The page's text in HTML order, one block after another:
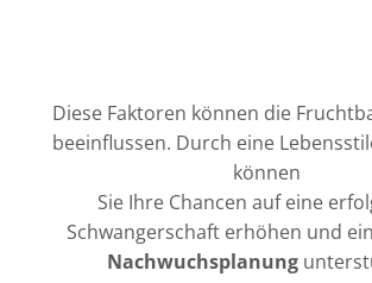
Diese Faktoren können die
beeinflussen. Durch eine
können
Sie Ihre Chancen auf eine
Schwangerschaft erhöhen und
Nachwuchsplanung